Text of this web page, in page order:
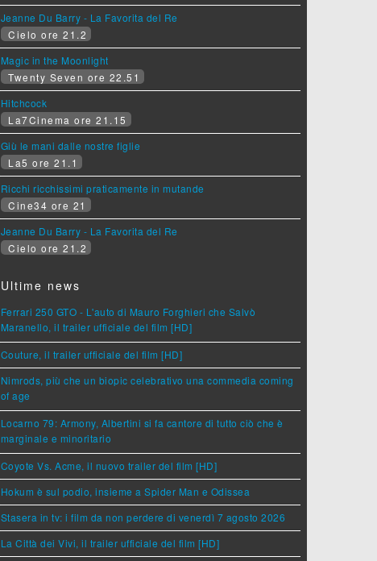
Jeanne Du Barry - La Favorita del Re
Cielo ore 21.2
Magic in the Moonlight
Twenty Seven ore 22.51
Hitchcock
La7Cinema ore 21.15
Giù le mani dalle nostre figlie
La5 ore 21.1
Ricchi ricchissimi praticamente in mutande
Cine34 ore 21
Jeanne Du Barry - La Favorita del Re
Cielo ore 21.2
Ultime news
Ferrari 250 GTO - L'auto di Mauro Forghieri che Salvò
Maranello, il trailer ufficiale del film [HD]
Couture, il trailer ufficiale del film [HD]
Nimrods, più che un biopic celebrativo una commedia coming
of age
Locarno 79: Armony, Albertini si fa cantore di tutto ciò che è
marginale e minoritario
Coyote Vs. Acme, il nuovo trailer del film [HD]
Hokum è sul podio, insieme a Spider Man e Odissea
Stasera in tv: i film da non perdere di venerdì 7 agosto 2026
La Città dei Vivi, il trailer ufficiale del film [HD]